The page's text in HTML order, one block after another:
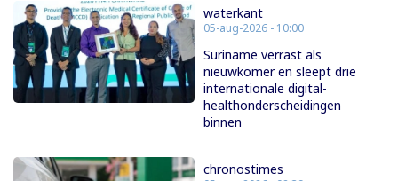
waterkant
05-aug-2026 - 10:00
Suriname verrast als
nieuwkomer en sleept drie
internationale digital-
healthonderscheidingen
binnen
chronostimes